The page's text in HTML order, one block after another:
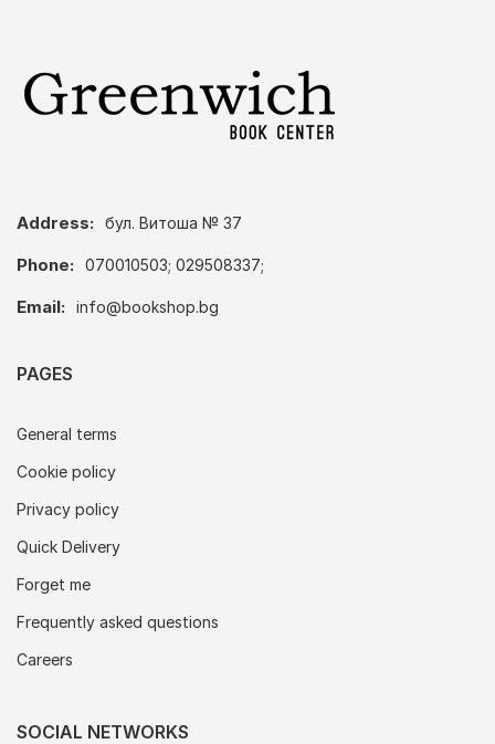
Address: бул. Витоша № 37
Phone: 070010503; 029508337;
Email: info@bookshop.bg
PAGES
General terms
Cookie policy
Privacy policy
Quick Delivery
Forget me
Frequently asked questions
Careers
SOCIAL NETWORKS